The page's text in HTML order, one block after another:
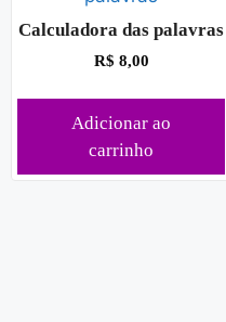
Calculadora das palavras
R$ 8,00
Adicionar ao
carrinho